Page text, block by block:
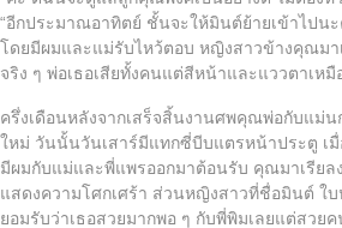
“อีกประมาณอาทิตย์ ชั้นจะให้มินต์ย้ายเข้าไปน
โดยมีผมและแม่รับไหว้ตอบ หญิงสาวข้างคุณมา
จริง ๆ พ่อเธอเสียทั้งคนแต่สีหน้าและแววตาเหมื
ครึ่งเดือนหลังจากเสร็จสิ้นงานศพคุณพ่อกับแม่น
ใหม่ วันนั้นวันเสาร์มีแทกซี่บีบแตรหน้าประตู เมื่
มีผมกับแม่และพี่แพรออกมาต้อนรับ คุณมาเรียล
แสดงความโศกเศร้า ส่วนหญิงสาวที่ชื่อมินต์ ใบ
ยอมรับว่าเธอสวยมากพอ ๆ กับพี่พิมเลยแต่สว